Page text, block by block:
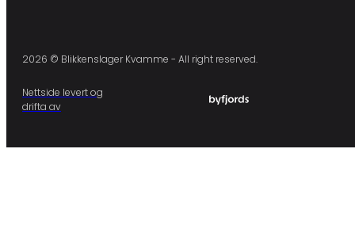
2026 © Blikkenslager Kvamme - All right reserved.
Nettside levert og
drifta av